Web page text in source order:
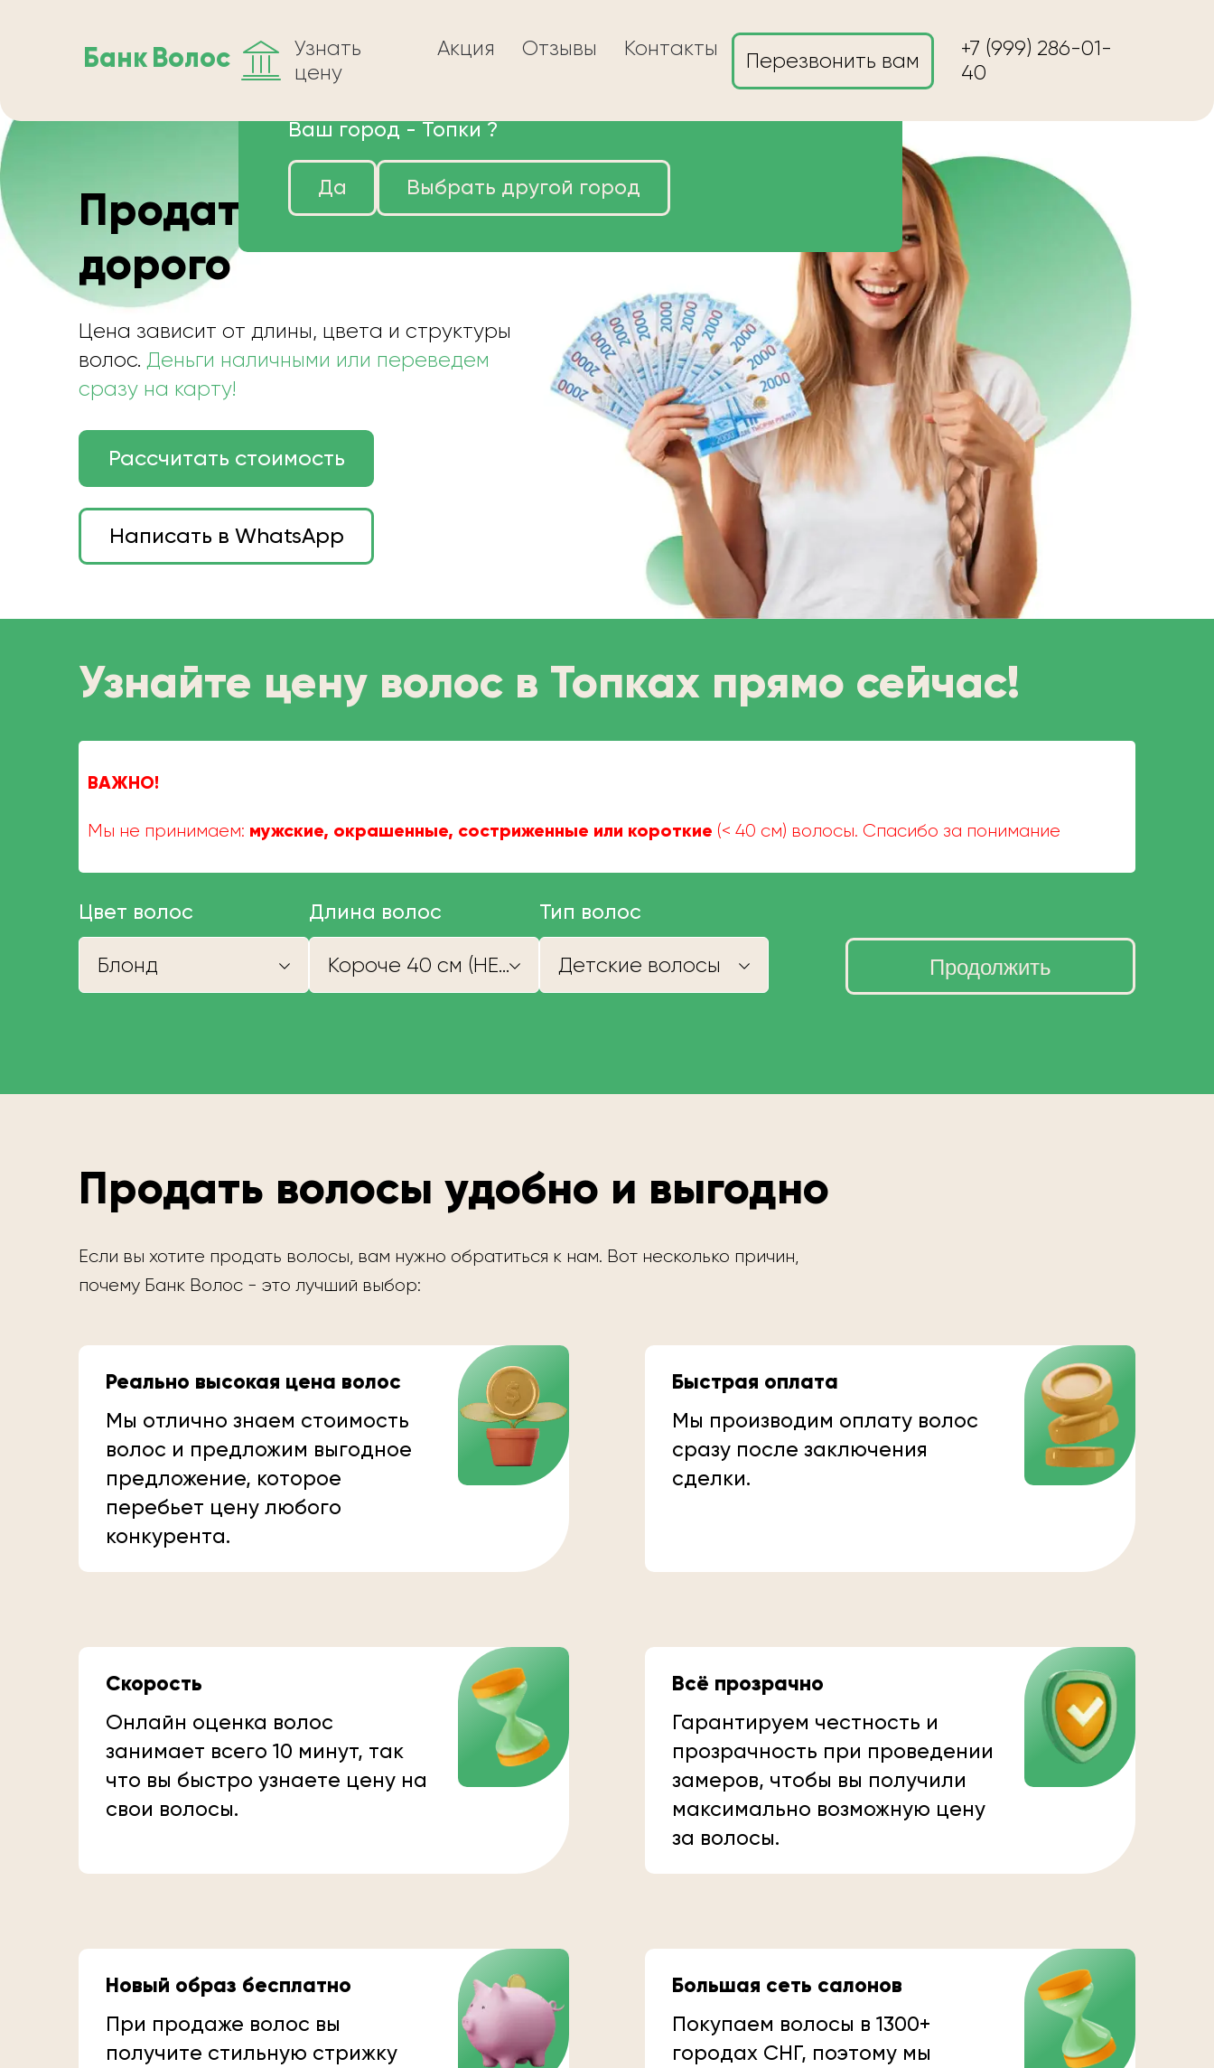
БанкВолос
Узнать
цену
Акция Отзывы Контакты Перезвонить вам
+7 (999) 286-01-
40
Продать волосы в Топках очень
дорого
Цена зависит от длины, цвета и структуры
волос. Деньги наличными или переведем
сразу на карту!
Рассчитать стоимость
Написать в WhatsApp
Узнайте цену волос в Топках прямо сейчас!
ВАЖНО!
Мы не принимаем: мужские, окрашенные, состриженные или короткие (< 40 см) волосы. Спасибо за понимание
Цвет волос
Блонд
Длина волос
Короче 40 см (НЕ КУПИМ)
Тип волос
Детские волосы Продолжить
Продать волосы удобно и выгодно
Если вы хотите продать волосы, вам нужно обратиться к нам. Вот несколько причин,
почему Банк Волос - это лучший выбор:
Реально высокая цена волос
Мы отлично знаем стоимость
волос и предложим выгодное
предложение, которое
перебьет цену любого
конкурента.
Быстрая оплата
Мы производим оплату волос
сразу после заключения
сделки.
Скорость
Онлайн оценка волос
занимает всего 10 минут, так
что вы быстро узнаете цену на
свои волосы.
Всё прозрачно
Гарантируем честность и
прозрачность при проведении
замеров, чтобы вы получили
максимально возможную цену
за волосы.
Новый образ бесплатно
При продаже волос вы
получите стильную стрижку
Большая сеть салонов
Покупаем волосы в 1300+
городах СНГ, поэтому мы
Ваш город - Топки ?
Да Выбрать другой город